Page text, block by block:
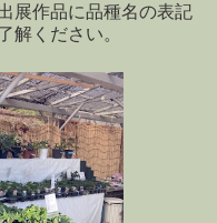
展作品に品種名の表記
解ください。